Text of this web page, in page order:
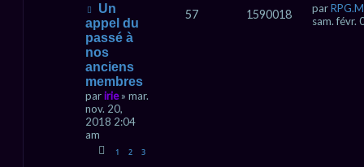
Un
appel du
passé à
nos
anciens
membres
paririe» mar.
nov. 20,
2018 2:04
am
1 2 3
57 1590018 par
sam. févr.